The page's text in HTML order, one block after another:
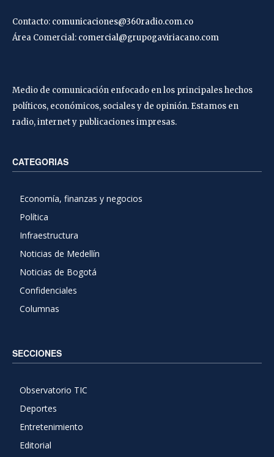
Contacto: comunicaciones@360radio.com.co
Área Comercial: comercial@grupogaviriacano.com
Medio de comunicación enfocado en los principales hechos
políticos, económicos, sociales y de opinión. Estamos en
radio, internet y publicaciones impresas.
CATEGORIAS
Economía, finanzas y negocios
Política
Infraestructura
Noticias de Medellín
Noticias de Bogotá
Confidenciales
Columnas
SECCIONES
Observatorio TIC
Deportes
Entretenimiento
Editorial